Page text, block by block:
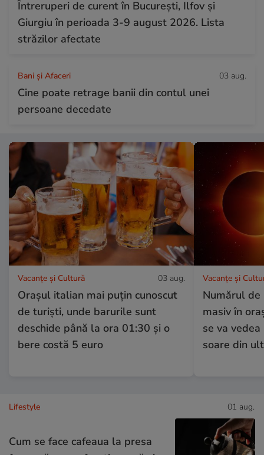
Întreruperi de curent în București, Ilfov și
Giurgiu în perioada 3-9 august 2026. Lista
străzilor afectate
Bani și Afaceri 03 aug.
Cine poate retrage banii din contul unei
persoane decedate
Vacanțe și Cultură 03 aug.
Orașul italian mai puțin cunoscut
de turiști, unde barurile sunt
deschide până la ora 01:30 și o
bere costă 5 euro
Vacanțe și
Numărul de
masiv în
se va
soare din
Lifestyle 01 aug.
Cum se face cafeaua la presa